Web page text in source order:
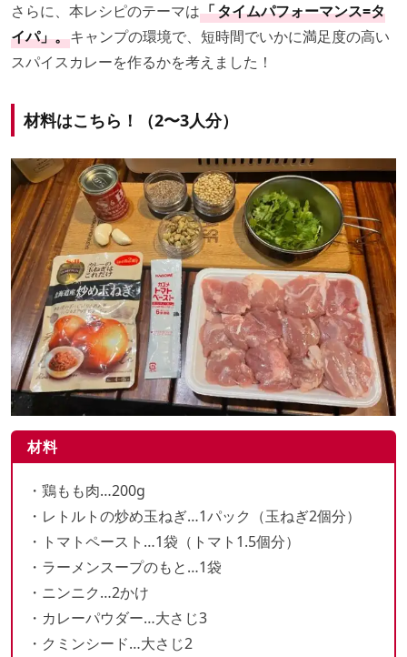
さらに、本レシピのテーマは「タイムパフォーマンス=タ
イパ」。キャンプの環境で、短時間でいかに満足度の高い
スパイスカレーを作るかを考えました！
材料はこちら！（2〜3人分）
材料
・鶏もも肉…200g
・レトルトの炒め玉ねぎ…1パック（玉ねぎ2個分）
・トマトペースト…1袋（トマト1.5個分）
・ラーメンスープのもと…1袋
・ニンニク…2かけ
・カレーパウダー…大さじ3
・クミンシード…大さじ2